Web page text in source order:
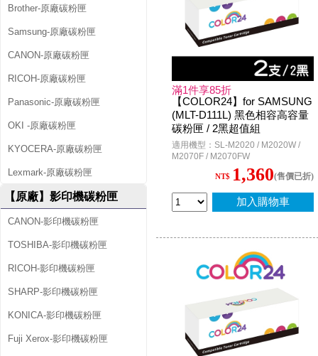
Brother-原廠碳粉匣
Samsung-原廠碳粉匣
CANON-原廠碳粉匣
RICOH-原廠碳粉匣
Panasonic-原廠碳粉匣
OKI -原廠碳粉匣
KYOCERA-原廠碳粉匣
Lexmark-原廠碳粉匣
【原廠】影印機碳粉匣
CANON-影印機碳粉匣
TOSHIBA-影印機碳粉匣
RICOH-影印機碳粉匣
SHARP-影印機碳粉匣
KONICA-影印機碳粉匣
Fuji Xerox-影印機碳粉匣
滿1件享85折
【COLOR24】for SAMSUNG
(MLT-D111L) 黑色相容高容量
碳粉匣 / 2黑超值組
適用機型：SL-M2020 / M2020W /
M2070F / M2070FW
NT$ 1,360(售價已折)
加入購物車